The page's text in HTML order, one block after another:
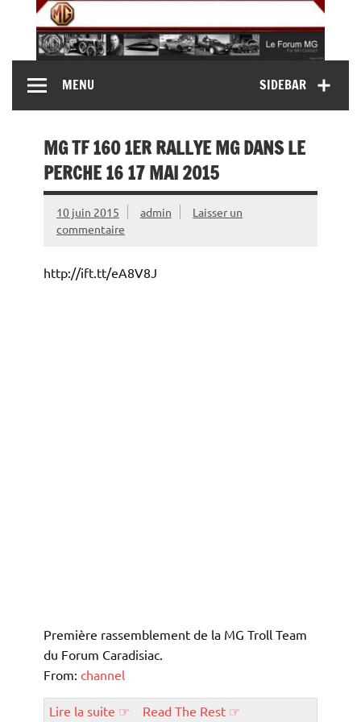
content
MG Contact
MG B, MG F, MG A, Midget…)SIDEBAR
MENU
MG TF 160 1ER RALLYE MG DANS LE
PERCHE 16 17 MAI 2015
10 juin 2015 admin
Laisser un
commentaire
http://ift.tt/eA8V8J
Première rassemblement de la MG Troll Team
du Forum Caradisiac.
From: channel
Lire la suite ☞ Read The Rest ☞